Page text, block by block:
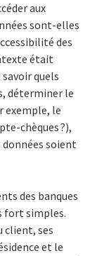
aux
sont-elles
des
était
quels
déterminer le
exemple, le
chèques ?),
données soient
des banques
fort simples.
client, ses
et le